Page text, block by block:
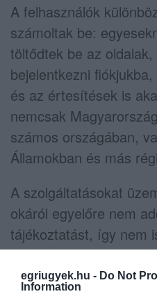
egriugyek.hu - Do Not
Information
A felhasználók
számoltak be:
töltődtek be az
bejelentkezni
és az értesítések is
nemcsak
számos országában,
Államokban és más
A szolgáltatásokat
okáról egyelőre nem
tájékoztatást, így nem
meghibásodás,
rendszerhiba áll-e a